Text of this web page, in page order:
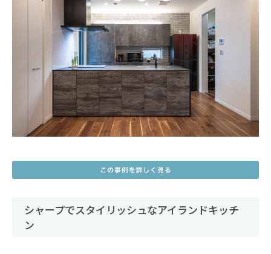
シャープでスタイリッシュなアイランドキッチ
ン